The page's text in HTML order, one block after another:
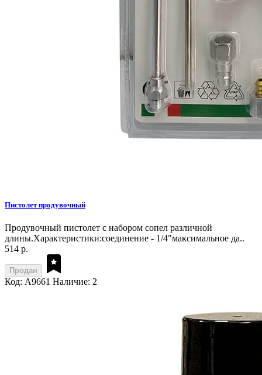
Пистолет продувочный
Продувочный пистолет с набором сопел различной
длины.Характеристики:соединение - 1/4"максимальное да..
514 р.
Продан
Код: A9661 Наличие: 2